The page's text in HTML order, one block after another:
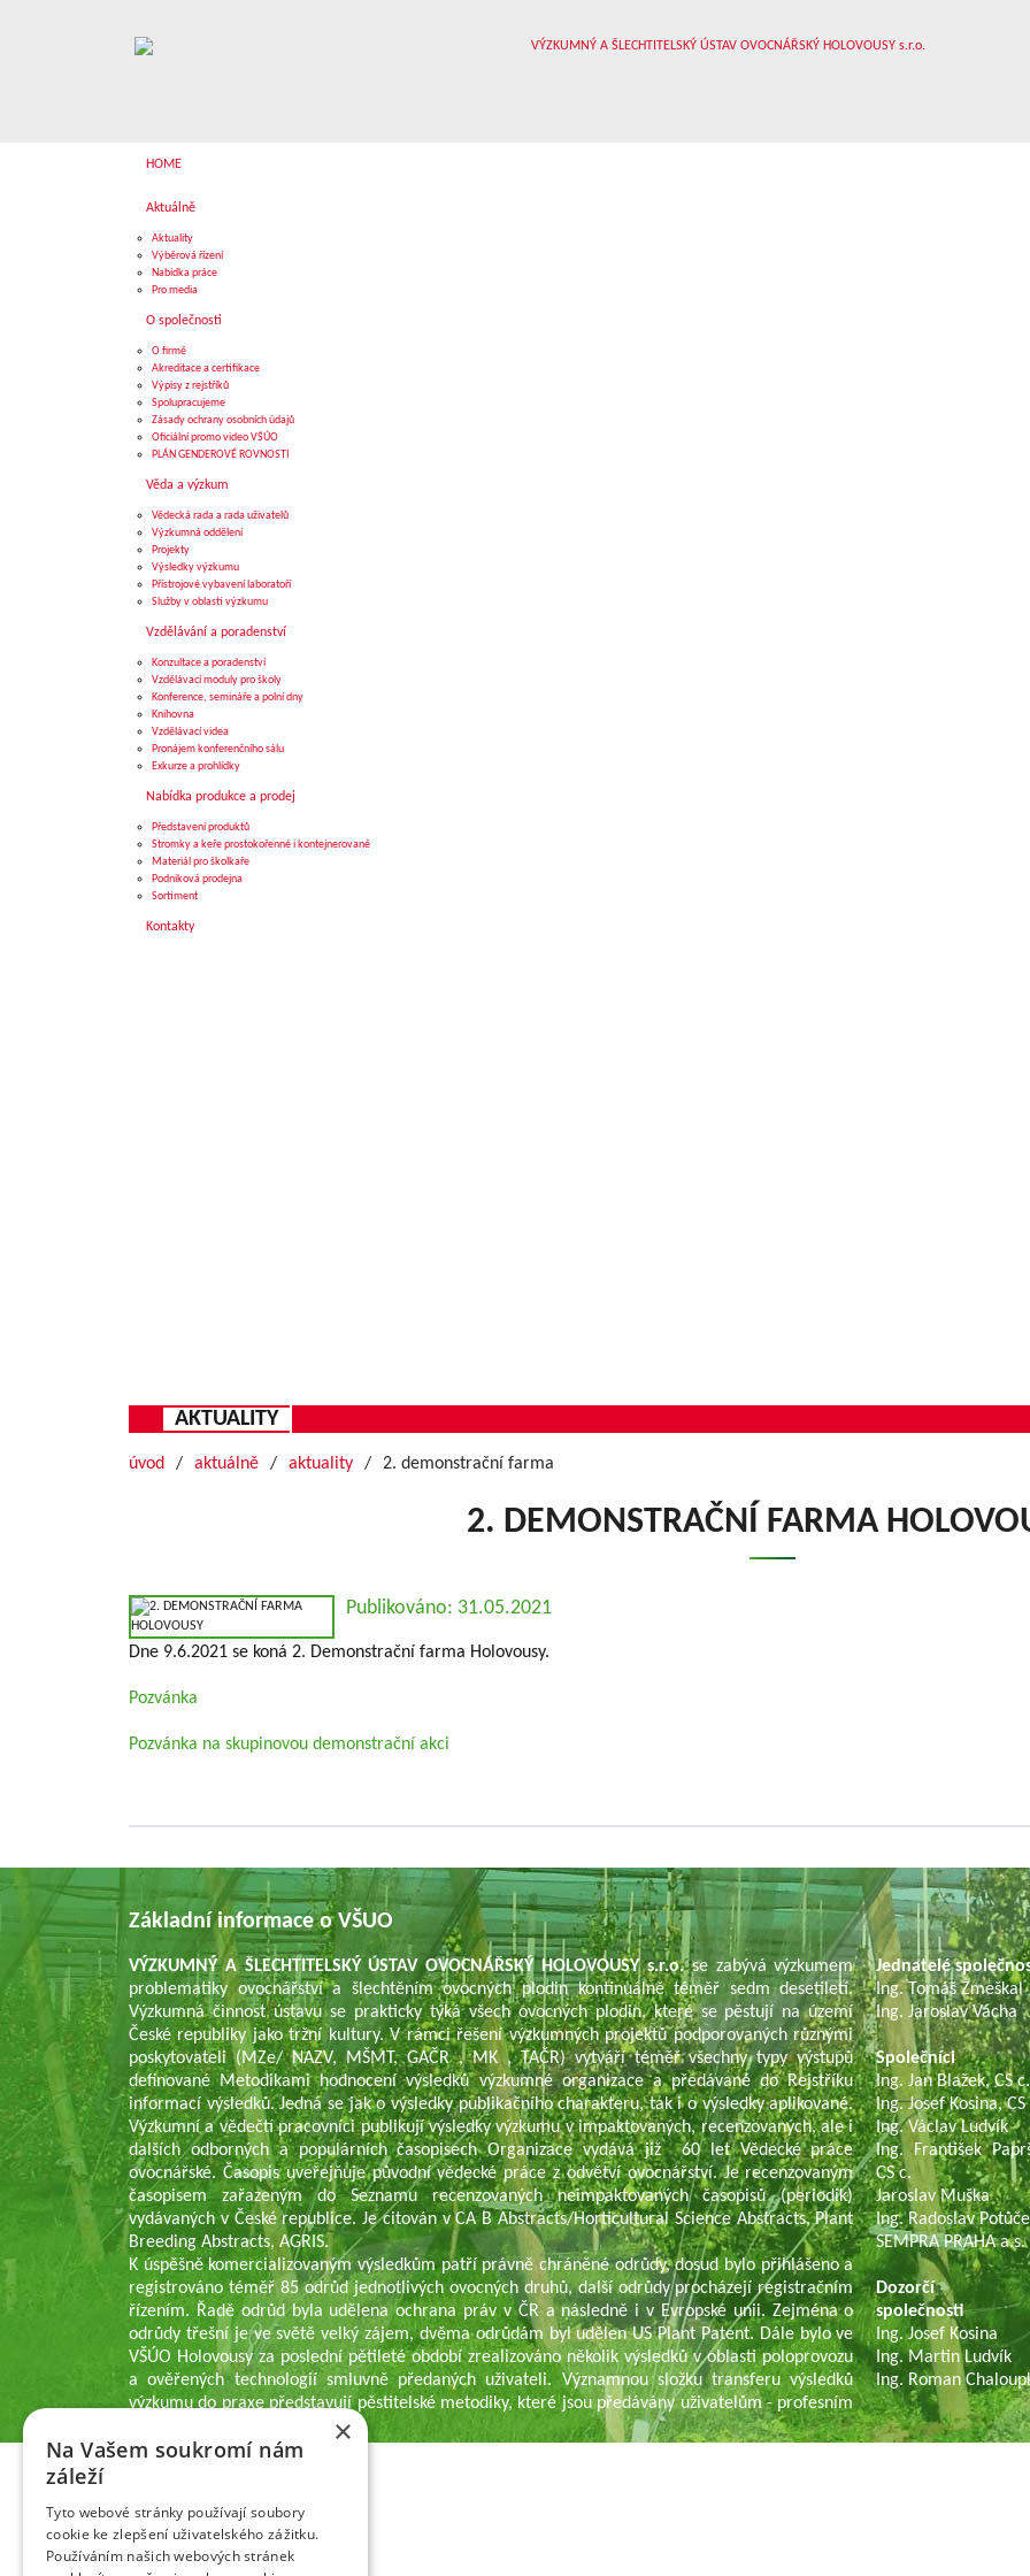
HOME
Aktuálně
Aktuality
Výběrová řízení
Nabídka práce
Pro media
O společnosti
O firmě
Akreditace a certifikace
Výpisy z rejstříků
Spolupracujeme
Zásady ochrany osobních údajů
Oficiální promo video VŠÚO
PLÁN GENDEROVÉ ROVNOSTI
Věda a výzkum
Vědecká rada a rada uživatelů
Výzkumná oddělení
Projekty
Výsledky výzkumu
Přístrojové vybavení laboratoří
Služby v oblasti výzkumu
Vzdělávání a poradenství
Konzultace a poradenství
Vzdělávací moduly pro školy
Konference, semináře a polní dny
Knihovna
Vzdělávací videa
Pronájem konferenčního sálu
Exkurze a prohlídky
Nabídka produkce a prodej
Představení produktů
Stromky a keře prostokořenné i kontejnerované
Materiál pro školkaře
Podniková prodejna
Sortiment
Kontakty
AKTUALITY
úvod aktuálně aktuality 2. demonstrační farma
2. DEMONSTRAČNÍ FARMA
Publikováno: 31.05.2021
Dne 9.6.2021 se koná 2. Demonstrační farma Holovousy.
Pozvánka
Pozvánka na skupinovou demonstrační akci
Základní informace o VŠUO
VÝZKUMNÝ A ŠLECHTITELSKÝ ÚSTAV OVOCNÁŘSKÝ HOLOVOUSY s.r.o.se zabývá výzkumem
problematiky ovocnářství a šlechtěním ovocných plodin kontinuálně téměř sedm desetiletí.
Výzkumná činnost ústavu se prakticky týká všech ovocných plodin, které se pěstují na území
České republiky jako tržní kultury. V rámci řešení výzkumných projektů podporovaných různými
poskytovateli (MZe/ NAZV, MŠMT, GAČR , MK , TAČR) vytváří téměř všechny typy výstupů
definované Metodikami hodnocení výsledků výzkumné organizace a předávané do Rejstříku
informací výsledků. Jedná se jak o výsledky publikačního charakteru, tak i o výsledky aplikované.
Výzkumní a vědečtí pracovníci publikují výsledky výzkumu v impaktovaných, recenzovaných, ale i
dalších odborných a populárních časopisech Organizace vydává již 60 let Vědecké práce
ovocnářské. Časopis uveřejňuje původní vědecké práce z odvětví ovocnářství. Je recenzovaným
časopisem zařazeným do Seznamu recenzovaných neimpaktovaných časopisů (periodik)
vydávaných v České republice. Je citován v CA B Abstracts/Horticultural Science Abstracts, Plant
Breeding Abstracts, AGRIS.
K úspěšně komercializovaným výsledkům patří právně chráněné odrůdy, dosud bylo přihlášeno a
registrováno téměř 85 odrůd jednotlivých ovocných druhů, další odrůdy procházejí registračním
řízením. Řadě odrůd byla udělena ochrana práv v ČR a následně i v Evropské unii. Zejména o
odrůdy třešní je ve světě velký zájem, dvěma odrůdám byl udělen US Plant Patent. Dále bylo ve
VŠÚO Holovousy za poslední pětileté období zrealizováno několik výsledků v oblasti poloprovozu
a ověřených technologií smluvně předaných uživateli. Významnou složku transferu výsledků
výzkumu do praxe představují pěstitelské metodiky, které jsou předávány uživatelům - profesním
Jednatelé
Ing. Tomáš Zmeškal
Ing. Jaroslav Vácha
Společníci
Ing. Jan Blažek, CS c.
Ing. Josef Kosina, CS
Ing. Václav Ludvík
Ing. František
CS c.
Jaroslav Muška
Ing. Radoslav
SEMPRA PRAHA a.s.
Dozorčí
společnosti
Ing. Josef Kosina
Ing. Martin Ludvík
Ing. Roman
×
Na Vašem soukromí nám
záleží
Tyto webové stránky používají soubory
cookie ke zlepšení uživatelského zážitku.
Používáním našich webových stránek